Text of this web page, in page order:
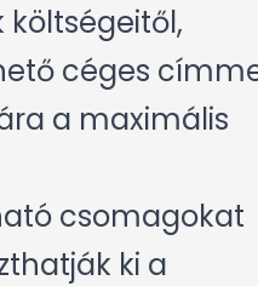
költségeitől,
céges
a maximális
csomagokat
ki a